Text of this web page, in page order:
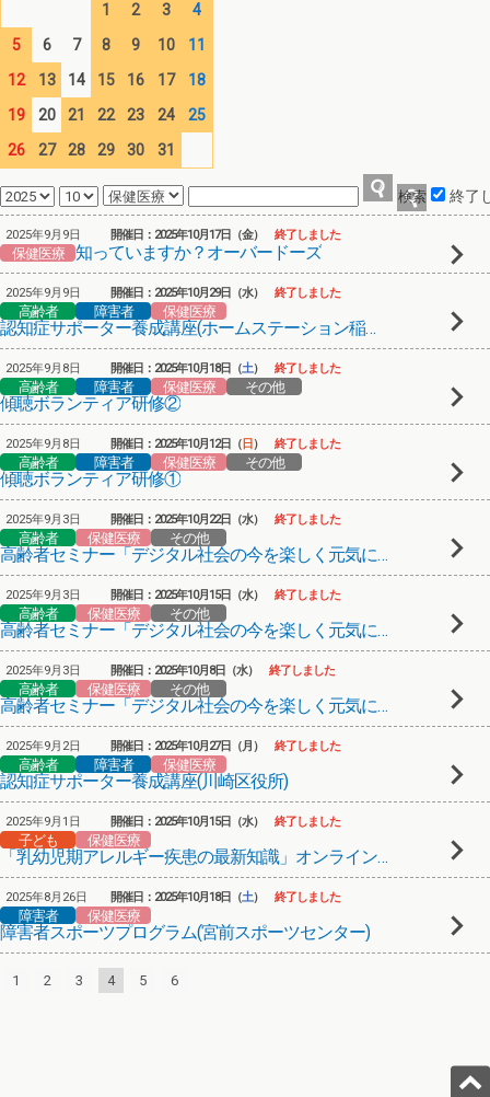
1
2 3
4
5
6 7 8 9 10
11
12
13 14 15 16 17
18
19
20 21 22 23 24
25
26
27 28 29 30 31
終了
2025年9月9日
保健医療 知っていますか？オーバードーズ
開催日：2025年10月17日（金） 終了しました
2025年9月9日
高齢者 障害者 保健医療
認知症サポーター養成講座(ホームステーション稲田堤)
開催日：2025年10月29日（水） 終了しました
2025年9月8日
高齢者 障害者 保健医療 その他
傾聴ボランティア研修②
開催日：2025年10月18日（土） 終了しました
2025年9月8日
高齢者 障害者 保健医療 その他
傾聴ボランティア研修①
開催日：2025年10月12日（日 ） 終了しました
2025年9月3日
高齢者 保健医療 その他
高齢者セミナー「デジタル社会の今を楽しく元気に！」③
開催日：2025年10月22日（水） 終了しました
2025年9月3日
高齢者 保健医療 その他
高齢者セミナー「デジタル社会の今を楽しく元気に！」②
開催日：2025年10月15日（水） 終了しました
2025年9月3日
高齢者 保健医療 その他
高齢者セミナー「デジタル社会の今を楽しく元気に！」①
開催日：2025年10月8日（水） 終了しました
2025年9月2日
高齢者 障害者 保健医療
認知症サポーター養成講座(川崎区役所)
開催日：2025年10月27日（月） 終了しました
2025年9月1日
子ども 保健医療
「乳幼児期アレルギー疾患の最新知識」オンライン講演会
開催日：2025年10月15日（水） 終了しました
2025年8月26日
障害者 保健医療
障害者スポーツプログラム(宮前スポーツセンター)
開催日：2025年10月18日（土） 終了しました
1 2 3 4 5 6